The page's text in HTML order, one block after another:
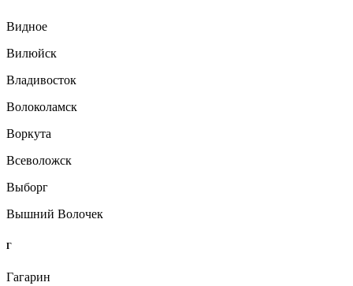
Видное
Вилюйск
Владивосток
Волоколамск
Воркута
Всеволожск
Выборг
Вышний Волочек
Г
Гагарин